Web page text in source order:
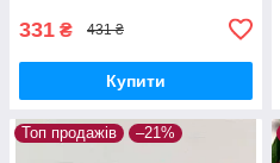
331 ₴ 431 ₴
Купити
Топ продажів –21%